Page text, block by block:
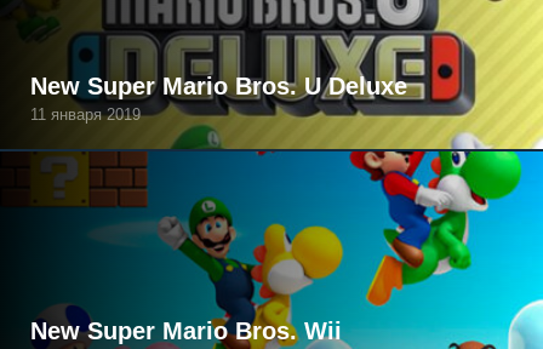
New Super Mario Bros. U Deluxe
11 января 2019
New Super Mario Bros. Wii